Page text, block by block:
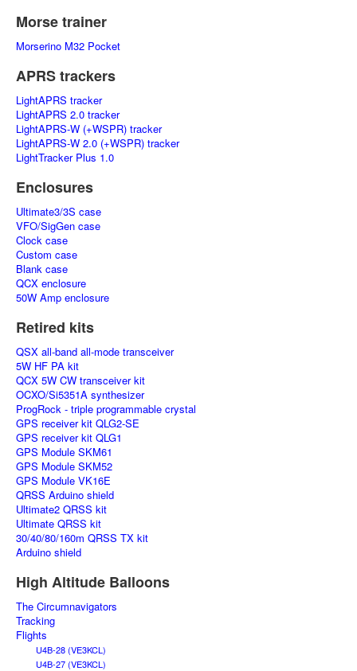
Morse trainer
Morserino M32 Pocket
APRS trackers
LightAPRS tracker
LightAPRS 2.0 tracker
LightAPRS-W (+WSPR) tracker
LightAPRS-W 2.0 (+WSPR) tracker
LightTracker Plus 1.0
Enclosures
Ultimate3/3S case
VFO/SigGen case
Clock case
Custom case
Blank case
QCX enclosure
50W Amp enclosure
Retired kits
QSX all-band all-mode transceiver
5W HF PA kit
QCX 5W CW transceiver kit
OCXO/Si5351A synthesizer
ProgRock - triple programmable crystal
GPS receiver kit QLG2-SE
GPS receiver kit QLG1
GPS Module SKM61
GPS Module SKM52
GPS Module VK16E
QRSS Arduino shield
Ultimate2 QRSS kit
Ultimate QRSS kit
30/40/80/160m QRSS TX kit
Arduino shield
High Altitude Balloons
The Circumnavigators
Tracking
Flights
U4B-28 (VE3KCL)
U4B-27 (VE3KCL)